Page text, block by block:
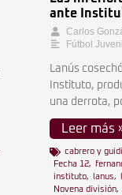
ante
Carlos
Fútbol Juvenil
Lanús
Instituto,
una derrota,
Leer más
cabrero y guidi
Fecha 12,
instituto, lanus,
Novena división,